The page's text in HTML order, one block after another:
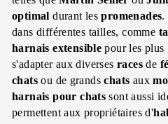
optimal durant lespromenades.
dans différentes tailles, comme
harnais extensible pour les plus
s'adapter aux diverses racesde
chatsou de grandschats aux
harnais pour chats sont aussi
permettent aux propriétaires d'